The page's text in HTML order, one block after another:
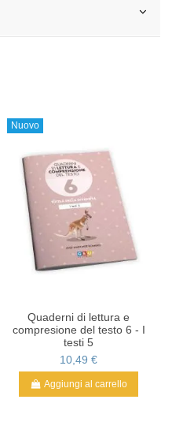
Nuovo
Quaderni di lettura e
compresione del testo 6 - I
testi 5
10,49 €
Aggiungi al carrello